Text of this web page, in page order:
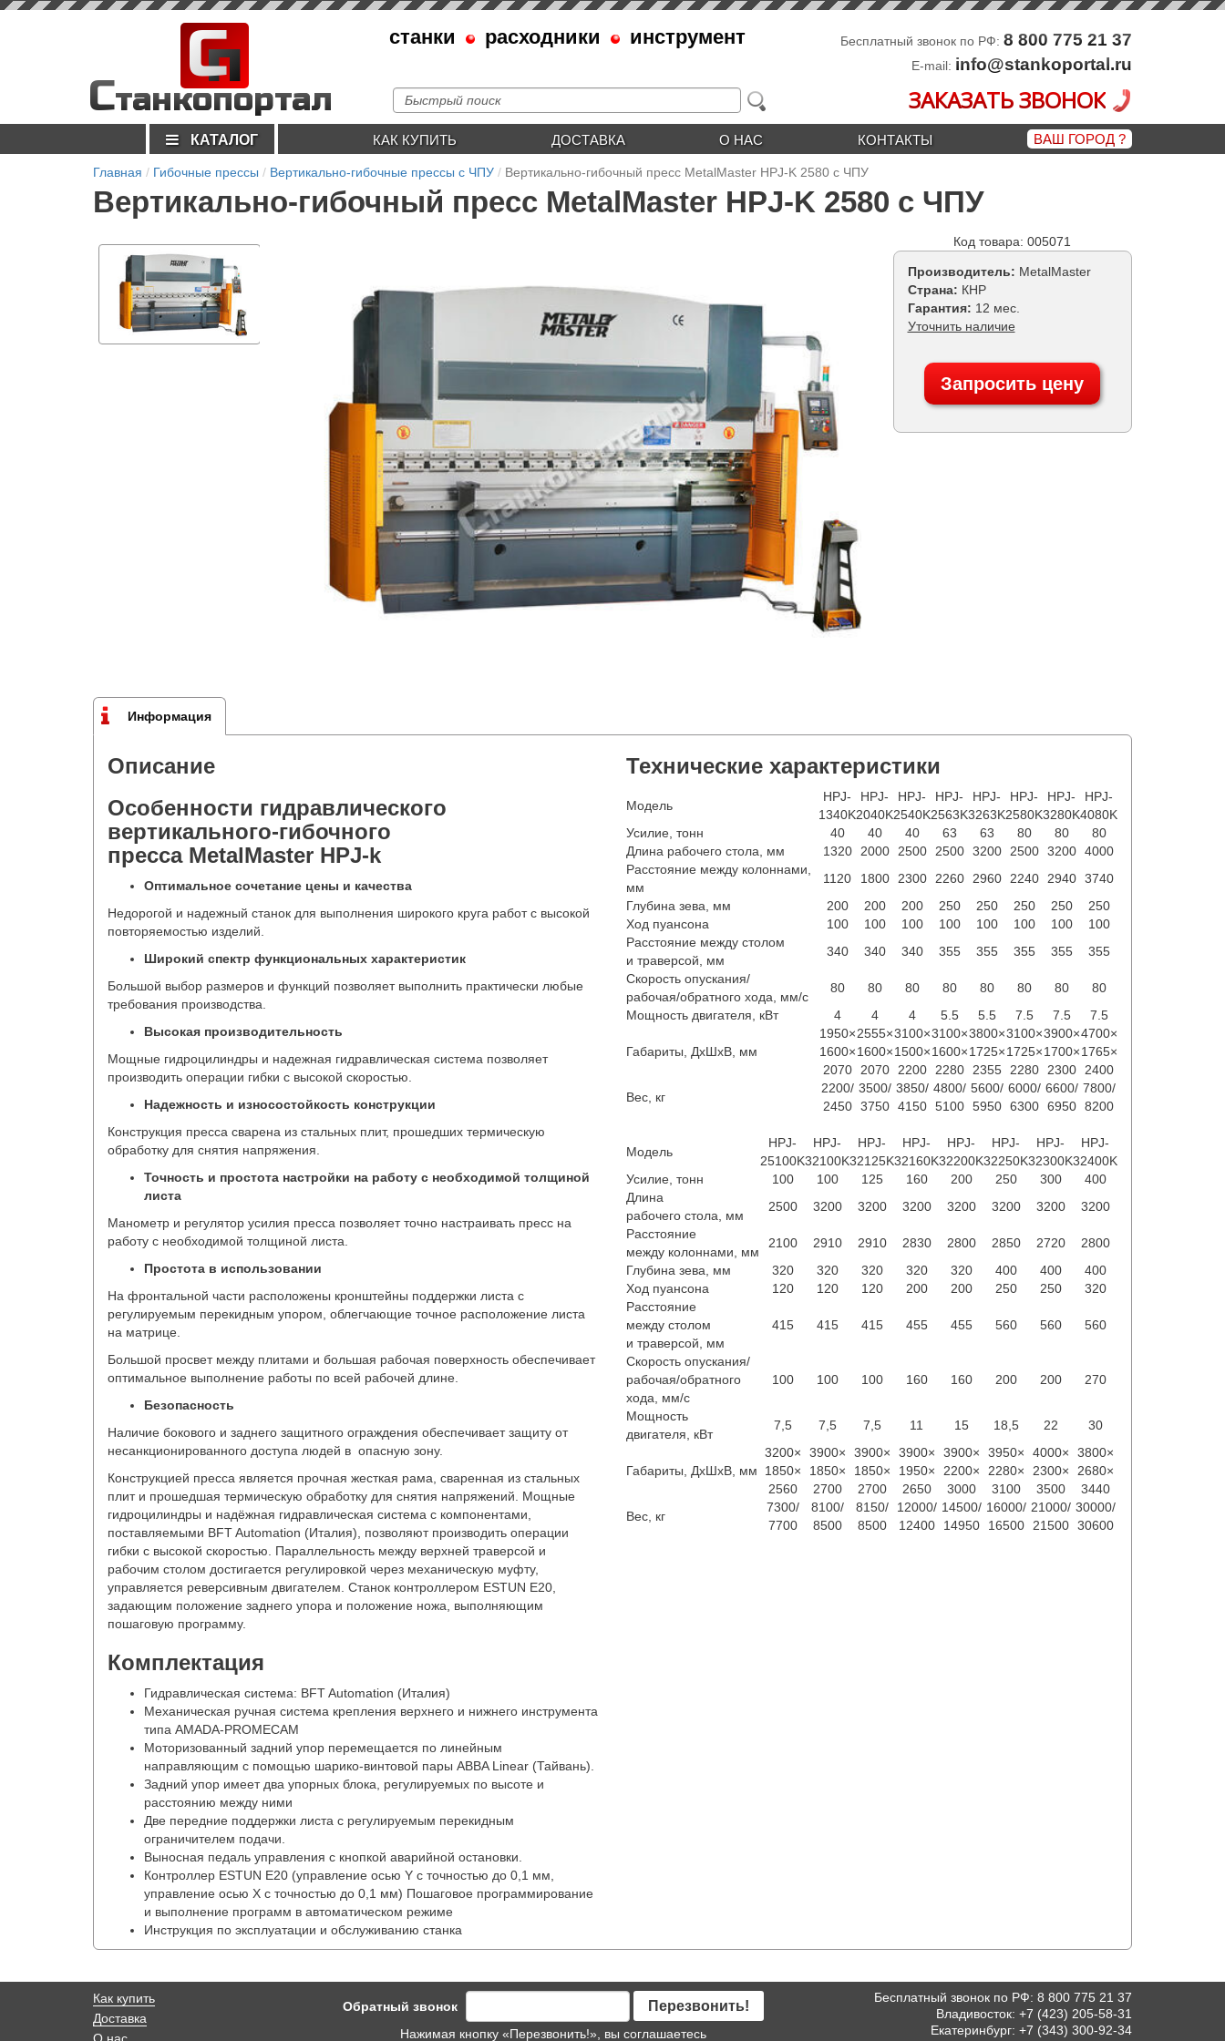
п
С
Станкопортал
станки расходники инструмент Бесплатный звонок по РФ: 8 800 775 21 37
E-mail: info@stankoportal.ru
ЗАКАЗАТЬ ЗВОНОК
КАТАЛОГ КАК КУПИТЬ ДОСТАВКА О НАС КОНТАКТЫ ВАШ ГОРОД?
Главная Гибочные прессы Вертикально-гибочные прессы с ЧПУ Вертикально-гибочный пресс MetalMaster HPJ-K 2580 с ЧПУ
Вертикально-гибочный пресс MetalMaster HPJ-K 2580 с ЧПУ
Код товара: 005071
Производитель: MetalMaster
Страна: КНР
Гарантия: 12 мес.
Уточнить наличие
Запросить цену
Информация
Описание
Особенности гидравлического
вертикального-гибочного
пресса MetalMaster HPJ-k
Оптимальное сочетание цены и качества
Недорогой и надежный станок для выполнения широкого круга работ с высокой
повторяемостью изделий.
Широкий спектр функциональных характеристик
Большой выбор размеров и функций позволяет выполнить практически любые
требования производства.
Высокая производительность
Мощные гидроцилиндры и надежная гидравлическая система позволяет
производить операции гибки с высокой скоростью.
Надежность и износостойкость конструкции
Конструкция пресса сварена из стальных плит, прошедших термическую
обработку для снятия напряжения.
Точность и простота настройки на работу с необходимой толщиной
листа
Манометр и регулятор усилия пресса позволяет точно настраивать пресс на
работу с необходимой толщиной листа.
Простота в использовании
На фронтальной части расположены кронштейны поддержки листа с
регулируемым перекидным упором, облегчающие точное расположение листа
на матрице.
Большой просвет между плитами и большая рабочая поверхность обеспечивает
оптимальное выполнение работы по всей рабочей длине.
Безопасность
Наличие бокового и заднего защитного ограждения обеспечивает защиту от
несанкционированного доступа людей в опасную зону.
Конструкцией пресса является прочная жесткая рама, сваренная из стальных
плит и прошедшая термическую обработку для снятия напряжений. Мощные
гидроцилиндры и надёжная гидравлическая система с компонентами,
поставляемыми BFT Automation (Италия), позволяют производить операции
гибки с высокой скоростью. Параллельность между верхней траверсой и
рабочим столом достигается регулировкой через механическую муфту,
управляется реверсивным двигателем. Станок контроллером ESTUN E20,
задающим положение заднего упора и положение ножа, выполняющим
пошаговую программу.
Комплектация
Гидравлическая система: BFT Automation (Италия)
Механическая ручная система крепления верхнего и нижнего инструмента
типа AMADA-PROMECAM
Моторизованный задний упор перемещается по линейным
направляющим с помощью шарико-винтовой пары ABBA Linear (Тайвань).
Задний упор имеет два упорных блока, регулируемых по высоте и
расстоянию между ними
Две передние поддержки листа с регулируемым перекидным
ограничителем подачи.
Выносная педаль управления с кнопкой аварийной остановки.
Контроллер ESTUN E20 (управление осью Y с точностью до 0,1 мм,
управление осью Х с точностью до 0,1 мм) Пошаговое программирование
и выполнение программ в автоматическом режиме
Инструкция по эксплуатации и обслуживанию станка
Технические характеристики
Модель
HPJ-
1340K
HPJ-
2040K
HPJ-
2540K
HPJ-
2563K
HPJ-
3263K
HPJ-
2580K
HPJ-
3280K
HPJ-
4080K
Усилие, тонн
40 40 40 63 63 80 80
80
Длина рабочего стола, мм
1320 2000 2500 2500 3200 2500 3200 4000
Расстояние между колоннами,
мм
1120 1800 2300 2260 2960 2240 2940 3740
Глубина зева, мм
200 200 200 250 250 250 250
250
Ход пуансона
100 100 100 100 100 100 100
100
Расстояние между столом
и траверсой, мм
340 340 340 355 355 355 355
355
Скорость опускания/
рабочая/обратного хода, мм/с
80 80 80 80 80 80 80
80
Мощность двигателя, кВт
4 4 4 5.5 5.5 7.5 7.5 7.5
Габариты, ДхШхВ, мм
1950×
1600×
2070
2555×
1600×
2070
3100×
1500×
2200
3100×
1600×
2280
3800×
1725×
2355
3100×
1725×
2280
3900×
1700×
2300
4700×
1765×
2400
Вес, кг
2200/
2450
3500/
3750
3850/
4150
4800/
5100
5600/
5950
6000/
6300
6600/
6950
7800/
8200
Модель
HPJ-
25100K
HPJ-
32100K
HPJ-
32125K
HPJ-
32160K
HPJ-
32200K
HPJ-
32250K
HPJ-
32300K
HPJ-
32400K
Усилие, тонн
100 100 125 160 200 250 300
400
Длина
рабочего стола, мм
2500 3200 3200 3200 3200 3200 3200
3200
Расстояние
между колоннами, мм
2100 2910 2910 2830 2800 2850 2720
2800
Глубина зева, мм
320 320 320 320 320 400 400
400
Ход пуансона
120 120 120 200 200 250 250
320
Расстояние
между столом
и траверсой, мм
415 415 415 455 455 560 560 560
Скорость опускания/
рабочая/обратного
хода, мм/с
100 100 100 160 160 200 200 270
Мощность
двигателя, кВт
7,5 7,5 7,5 11 15 18,5 22 30
Габариты, ДхШхВ, мм
3200×
1850×
2560
3900×
1850×
2700
3900×
1850×
2700
3900×
1950×
2650
3900×
2200×
3000
3950×
2280×
3100
4000×
2300×
3500
3800×
2680×
3440
Вес, кг
7300/
7700
8100/
8500
8150/
8500
12000/
12400
14500/
14950
16000/
16500
21000/
21500
30000/
30600
Как купить
Доставка
Обратный звонок Перезвонить!
Нажимая кнопку «Перезвонить!», вы соглашаетесь
Бесплатный звонок по РФ: 8 800 775 21 37
Владивосток: +7 (423) 205-58-31
Екатеринбург: +7 (343) 300-92-34